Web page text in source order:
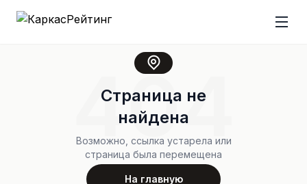
404
Страница не
найдена
Возможно, ссылка устарела или
страница была перемещена
На главную